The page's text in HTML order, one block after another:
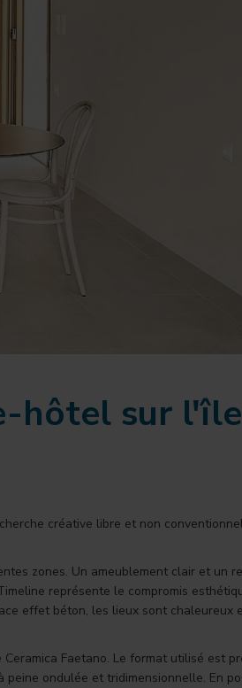
hôtel sur l'île
créative libre et non
zones. Un ameublement clair et un
représente le compromis
effet béton, les lieux sont chaleureux
Faetano. Le format utilisé est
ondulée et tridimensionnelle. En